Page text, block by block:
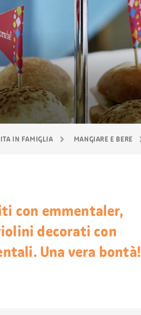
IN FAMIGLIA MANGIARE E BERE
con emmentaler,
decorati con
Una vera bontà!